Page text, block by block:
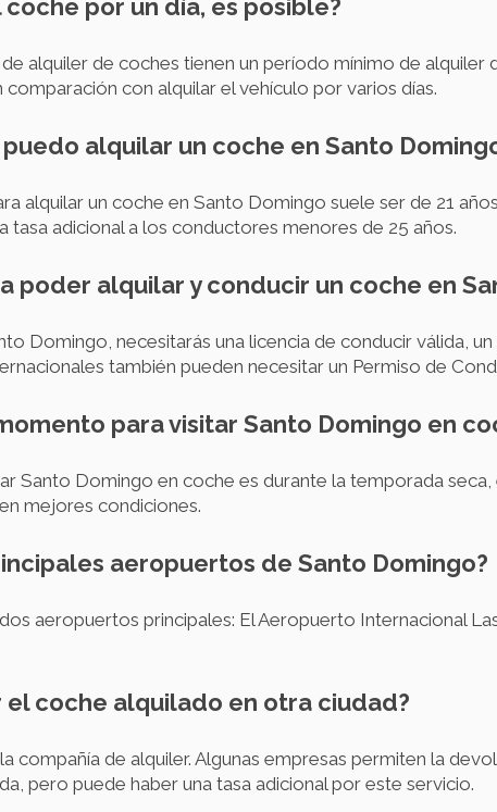
por un día, es posible?
alquiler de coches tienen un período mínimo de alquiler
con alquilar el vehículo por varios días.
alquilar un coche en Santo
alquilar un coche en Santo Domingo suele ser de 21
tasa adicional a los conductores menores de 25 años.
poder alquilar y conducir un coche en
Domingo, necesitarás una licencia de conducir válida,
también pueden necesitar un Permiso de
para visitar Santo Domingo en
Santo Domingo en coche es durante la temporada
mejores condiciones.
aeropuertos de Santo Domingo?
aeropuertos principales: El Aeropuerto Internacional
el coche alquilado en otra ciudad?
compañía de alquiler. Algunas empresas permiten la
pero puede haber una tasa adicional por este servicio.